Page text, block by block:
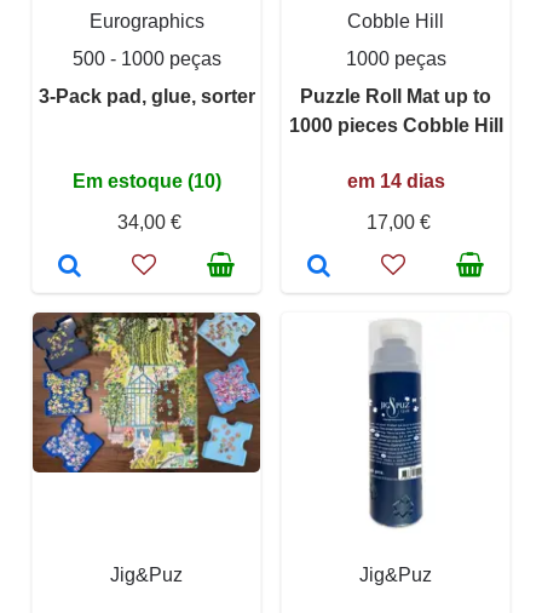
Eurographics
500 - 1000 peças
3-Pack pad, glue, sorter
Em estoque (10)
34,00 €
Cobble Hill
1000 peças
Puzzle Roll Mat up to
1000 pieces Cobble Hill
em 14 dias
17,00 €
Jig&Puz Jig&Puz